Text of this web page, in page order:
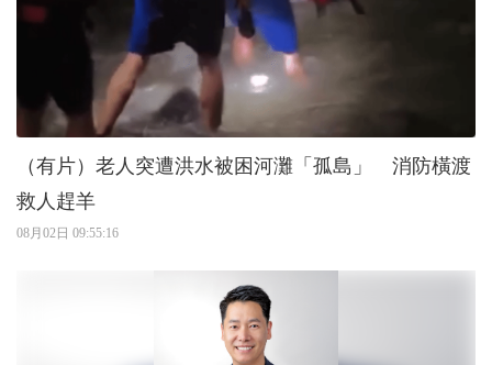
（有片）老人突遭洪水被困河灘「孤島」 消防橫渡
救人趕羊
08月02日 09:55:16